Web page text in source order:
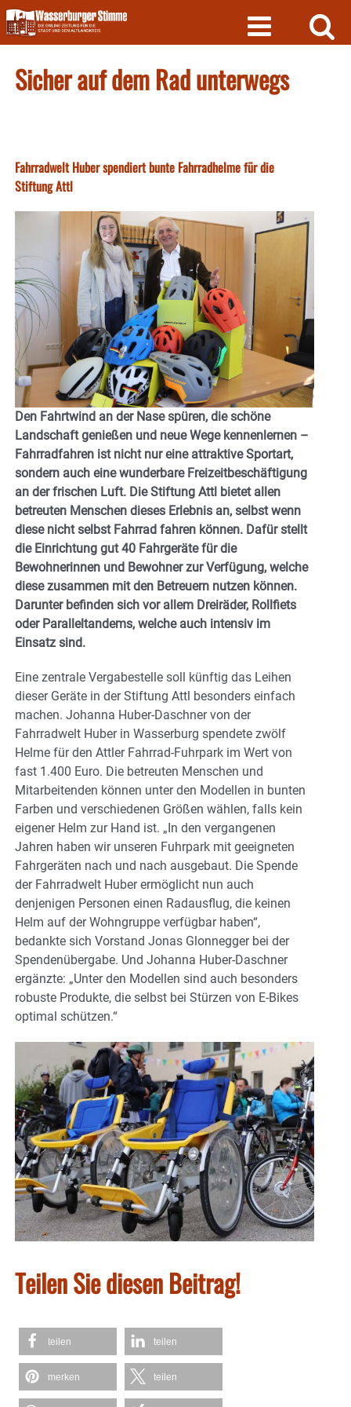
Skip
to
content
Sicher auf dem Rad unterwegs
Fahrradwelt Huber spendiert bunte Fahrradhelme für die
Stiftung Attl
Den Fahrtwind an der Nase spüren, die schöne
Landschaft genießen und neue Wege kennenlernen –
Fahrradfahren ist nicht nur eine attraktive Sportart,
sondern auch eine wunderbare Freizeitbeschäftigung
an der frischen Luft. Die Stiftung Attl bietet allen
betreuten Menschen dieses Erlebnis an, selbst wenn
diese nicht selbst Fahrrad fahren können. Dafür stellt
die Einrichtung gut 40 Fahrgeräte für die
Bewohnerinnen und Bewohner zur Verfügung, welche
diese zusammen mit den Betreuern nutzen können.
Darunter befinden sich vor allem Dreiräder, Rollfiets
oder Paralleltandems, welche auch intensiv im
Einsatz sind.
Eine zentrale Vergabestelle soll künftig das Leihen
dieser Geräte in der Stiftung Attl besonders einfach
machen. Johanna Huber-Daschner von der
Fahrradwelt Huber in Wasserburg spendete zwölf
Helme für den Attler Fahrrad-Fuhrpark im Wert von
fast 1.400 Euro. Die betreuten Menschen und
Mitarbeitenden können unter den Modellen in bunten
Farben und verschiedenen Größen wählen, falls kein
eigener Helm zur Hand ist. „In den vergangenen
Jahren haben wir unseren Fuhrpark mit geeigneten
Fahrgeräten nach und nach ausgebaut. Die Spende
der Fahrradwelt Huber ermöglicht nun auch
denjenigen Personen einen Radausflug, die keinen
Helm auf der Wohngruppe verfügbar haben“,
bedankte sich Vorstand Jonas Glonnegger bei der
Spendenübergabe. Und Johanna Huber-Daschner
ergänzte: „Unter den Modellen sind auch besonders
robuste Produkte, die selbst bei Stürzen von E-Bikes
optimal schützen.“
Teilen Sie diesen Beitrag!
teilen teilen
merken teilen